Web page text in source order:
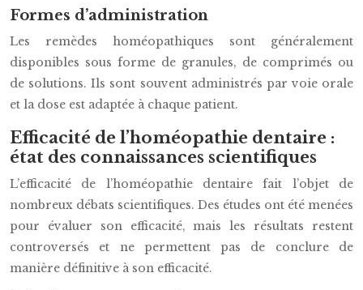
Formes d’administration
Les remèdes homéopathiques sont généralement
disponibles sous forme de granules, de comprimés ou
de solutions. Ils sont souvent administrés par voie orale
et la dose est adaptée à chaque patient.
Efficacité de l’homéopathie dentaire :
état des connaissances scientifiques
L’efficacité de l’homéopathie dentaire fait l’objet de
nombreux débats scientifiques. Des études ont été menées
pour évaluer son efficacité, mais les résultats restent
controversés et ne permettent pas de conclure de
manière définitive à son efficacité.